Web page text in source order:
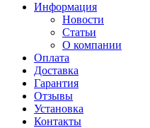
Информация
Новости
Статьи
О компании
Оплата
Доставка
Гарантия
Отзывы
Установка
Контакты